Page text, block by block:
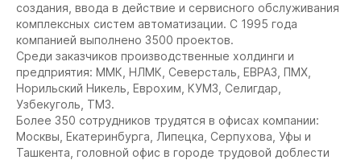
создания, ввода в действие и сервисного обслуживания
комплексных систем автоматизации. С 1995 года
компанией выполнено 3500 проектов.
Среди заказчиков производственные холдинги и
предприятия: ММК, НЛМК, Северсталь, ЕВРАЗ, ПМХ,
Норильский Никель, Еврохим, КУМЗ, Селигдар,
Узбекуголь, ТМЗ.
Более 350 сотрудников трудятся в офисах компании:
Москвы, Екатеринбурга, Липецка, Серпухова, Уфы и
Ташкента, головной офис в городе трудовой доблести